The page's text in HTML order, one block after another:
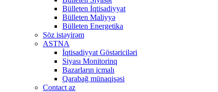
Bülleten İqtisadiyyat
Bülleten Maliyyə
Bülleten Energetika
Söz istəyirəm
ASTNA
İqtisadiyyat Göstəriciləri
Siyası Monitorinq
Bazarların icmalı
Qarabağ münaqişəsi
Contact az